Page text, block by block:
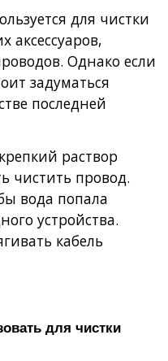
для чистки
аксессуаров,
Однако если
задуматься
последней
раствор
чистить провод.
вода попала
устройства.
кабель
для чистки